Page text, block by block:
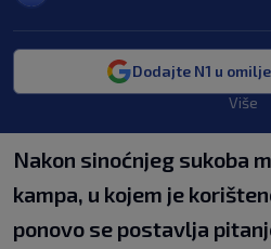
Dodajte N1 u
Više
Nakon sinoćnjeg sukoba
kampa, u kojem je
ponovo se postavlja